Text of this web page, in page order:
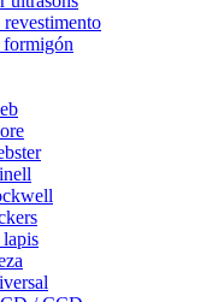
formigón
lapis